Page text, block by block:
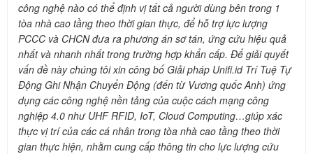
công nghệ nào có thể định vị tất cả người dùng bên trong 1
tòa nhà cao tầng theo thời gian thực, để hỗ trợ lực lượng
PCCC và CHCN đưa ra phương án sơ tán, ứng cứu hiệu quả
nhất và nhanh nhất trong trường hợp khẩn cấp. Để giải quyết
vấn đề này chúng tôi xin công bố Giải pháp Unifi.id Trí Tuệ Tự
Động Ghi Nhận Chuyển Động (đến từ Vương quốc Anh) ứng
dụng các công nghệ nền tảng của cuộc cách mạng công
nghiệp 4.0 như UHF RFID, IoT, Cloud Computing…giúp xác
thực vị trí của các cá nhân trong tòa nhà cao tầng theo thời
gian thực hiện, nhằm cung cấp thông tin cho lực lượng cứu